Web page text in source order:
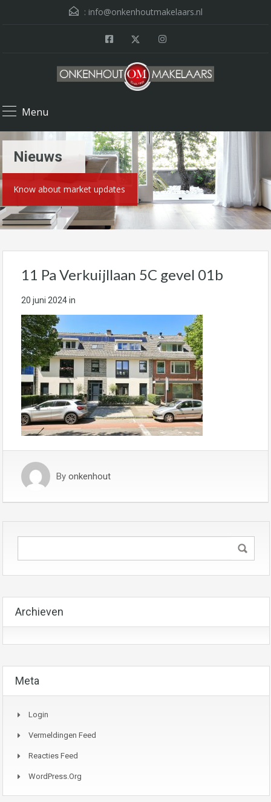
: info@onkenhoutmakelaars.nl
Menu
Nieuws
Know about market updates
11 Pa Verkuijllaan 5C gevel 01b
20 juni 2024in
By onkenhout
Archieven
Meta
Login
Vermeldingen Feed
Reacties Feed
WordPress.org